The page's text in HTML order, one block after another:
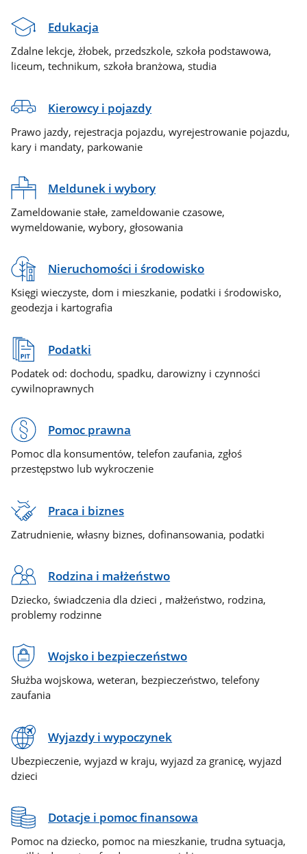
Edukacja
Zdalne lekcje, żłobek, przedszkole, szkoła podstawowa,
liceum, technikum, szkoła branżowa, studia
Kierowcy i pojazdy
Prawo jazdy, rejestracja pojazdu, wyrejestrowanie pojazdu,
kary i mandaty, parkowanie
Meldunek i wybory
Zameldowanie stałe, zameldowanie czasowe,
wymeldowanie, wybory, głosowania
Nieruchomości i środowisko
Księgi wieczyste, dom i mieszkanie, podatki i środowisko,
geodezja i kartografia
Podatki
Podatek od: dochodu, spadku, darowizny i czynności
cywilnoprawnych
Pomoc prawna
Pomoc dla konsumentów, telefon zaufania, zgłoś
przestępstwo lub wykroczenie
Praca i biznes
Zatrudnienie, własny biznes, dofinansowania, podatki
Rodzina i małżeństwo
Dziecko, świadczenia dla dzieci , małżeństwo, rodzina,
problemy rodzinne
Wojsko i bezpieczeństwo
Służba wojskowa, weteran, bezpieczeństwo, telefony
zaufania
Wyjazdy i wypoczynek
Ubezpieczenie, wyjazd w kraju, wyjazd za granicę, wyjazd
dzieci
Dotacje i pomoc finansowa
Pomoc na dziecko, pomoc na mieszkanie, trudna sytuacja,